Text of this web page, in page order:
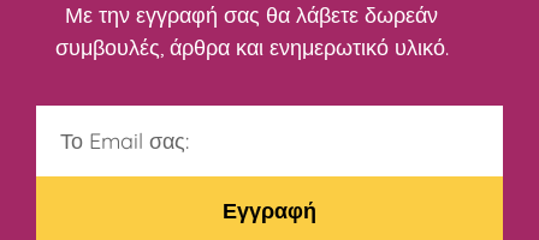
Με την εγγραφή σας θα λάβετε δωρεάν
συμβουλές, άρθρα και ενημερωτικό υλικό.
Εγγραφή